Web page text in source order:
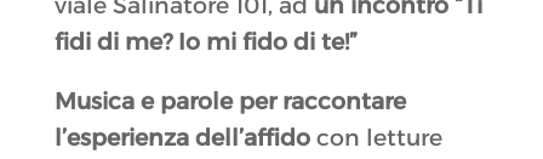
viale Salinatore 101, ad un incontro “Ti
fidi di me? Io mi fido di te!”
Musica e parole per raccontare
l’esperienza dell’affidocon letture